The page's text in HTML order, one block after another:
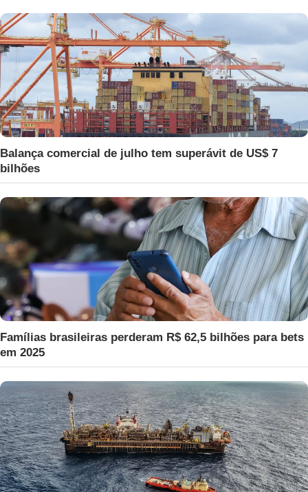
Balança comercial de julho tem superávit de US$ 7
bilhões
Famílias brasileiras perderam R$ 62,5 bilhões para bets
em 2025